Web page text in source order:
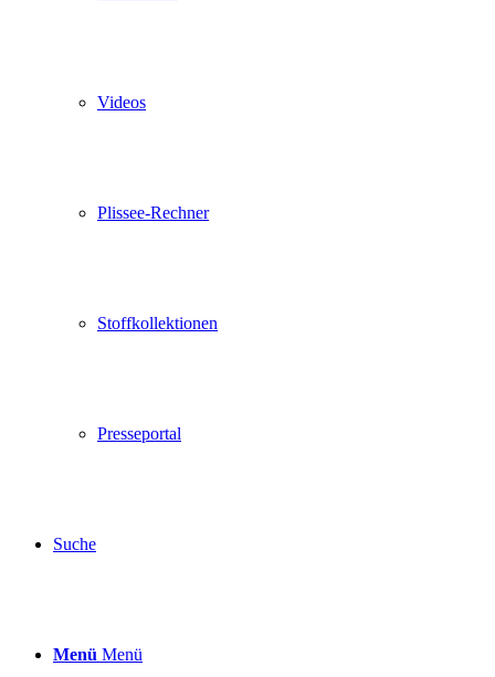
Videos
Plissee-Rechner
Stoffkollektionen
Presseportal
Suche
Menü Menü